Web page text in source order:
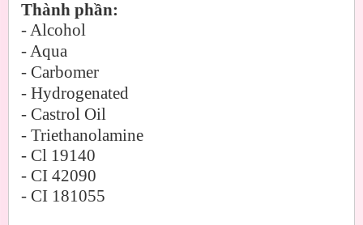
Thành phần:
- Alcohol
- Aqua
- Carbomer
- Hydrogenated
- Castrol Oil
- Triethanolamine
- Cl 19140
- CI 42090
- CI 181055